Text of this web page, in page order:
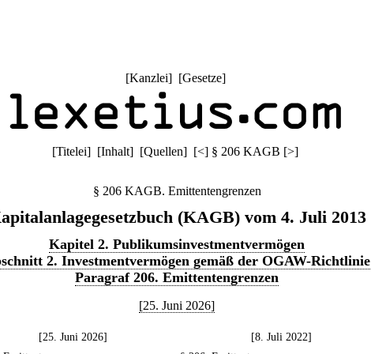
[Kanzlei] [Gesetze]
[Titelei] [Inhalt] [Quellen] [<] § 206 KAGB [>]
§ 206 KAGB. Emittentengrenzen
(KAGB) vom 4. Juli 2013
Kapitel 2. Publikumsinvestmentvermögen
2. Investmentvermögen gemäß der OGAW-Richtlinie
Paragraf 206. Emittentengrenzen
[25. Juni 2026]
[25. Juni 2026]
[8. Juli 2022]